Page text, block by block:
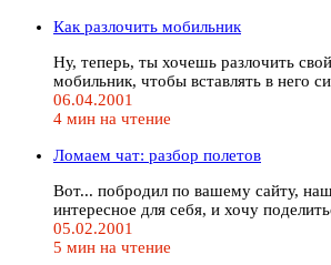
Как разлочить мобильник
Ну, теперь, ты хочешь разлочить
мобильник, чтобы вставлять в него
06.04.2001
4 мин на чтение
Ломаем чат: разбор полетов
Вот... побродил по вашему сайту,
интересное для себя, и хочу
05.02.2001
5 мин на чтение